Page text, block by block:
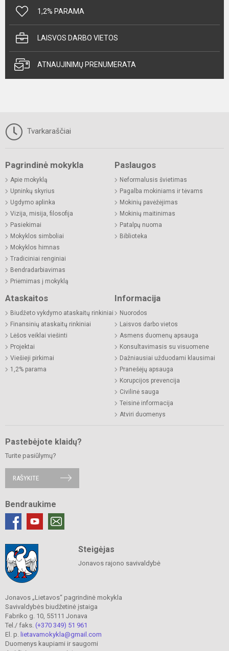
1,2% PARAMA
LAISVOS DARBO VIETOS
ATNAUJINIMŲ PRENUMERATA
Tvarkaraščiai
Pagrindinė mokykla
Apie mokyklą
Upninkų skyrius
Ugdymo aplinka
Vizija, misija, filosofija
Pasiekimai
Mokyklos simboliai
Mokyklos himnas
Tradiciniai renginiai
Bendradarbiavimas
Priėmimas į mokyklą
Paslaugos
Neformalusis švietimas
Pagalba mokiniams ir tėvams
Mokinių pavėžėjimas
Mokinių maitinimas
Patalpų nuoma
Biblioteka
Ataskaitos
Biudžeto vykdymo ataskaitų rinkiniai
Finansinių ataskaitų rinkiniai
Lėšos veiklai viešinti
Projektai
Viešieji pirkimai
1,2% parama
Informacija
Nuorodos
Laisvos darbo vietos
Asmens duomenų apsauga
Konsultavimasis su visuomene
Dažniausiai užduodami klausimai
Pranešėjų apsauga
Korupcijos prevencija
Civilinė sauga
Teisinė informacija
Atviri duomenys
Pastebėjote klaidų?
Turite pasiūlymų?
RAŠYKITE
Bendraukime
Steigėjas
Jonavos rajono savivaldybė
Jonavos „Lietavos“ pagrindinė mokykla
Savivaldybės biudžetinė įstaiga
Fabriko g. 10, 55111 Jonava
Tel./ faks. (+370 349) 51 961
El. p. lietavamokykla@gmail.com
Duomenys kaupiami ir saugomi